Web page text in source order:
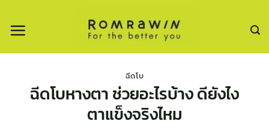
ฉีดโบ
ฉีดโบหางตา ช่วยอะไรบ้าง ดียังไง
ตาแข็งจริงไหม